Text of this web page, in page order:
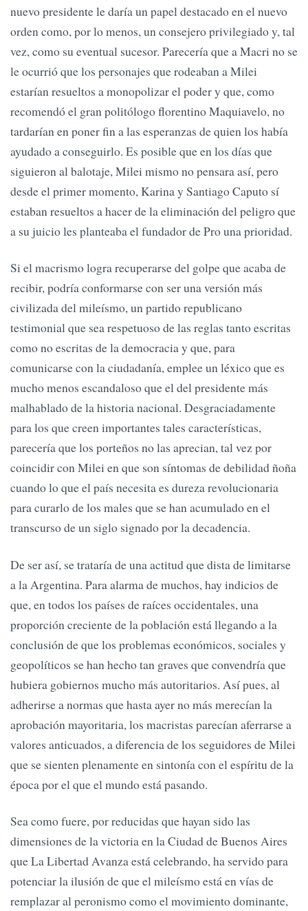
nuevo presidente le daría un papel destacado en el nuevo
orden como, por lo menos, un consejero privilegiado y, tal
vez, como su eventual sucesor. Parecería que a Macri no se
le ocurrió que los personajes que rodeaban a Milei
estarían resueltos a monopolizar el poder y que, como
recomendó el gran politólogo florentino Maquiavelo, no
tardarían en poner fin a las esperanzas de quien los había
ayudado a conseguirlo. Es posible que en los días que
siguieron al balotaje, Milei mismo no pensara así, pero
desde el primer momento, Karina y Santiago Caputo sí
estaban resueltos a hacer de la eliminación del peligro que
a su juicio les planteaba el fundador de Pro una prioridad.
Si el macrismo logra recuperarse del golpe que acaba de
recibir, podría conformarse con ser una versión más
civilizada del mileísmo, un partido republicano
testimonial que sea respetuoso de las reglas tanto escritas
como no escritas de la democracia y que, para
comunicarse con la ciudadanía, emplee un léxico que es
mucho menos escandaloso que el del presidente más
malhablado de la historia nacional. Desgraciadamente
para los que creen importantes tales características,
parecería que los porteños no las aprecian, tal vez por
coincidir con Milei en que son síntomas de debilidad ñoña
cuando lo que el país necesita es dureza revolucionaria
para curarlo de los males que se han acumulado en el
transcurso de un siglo signado por la decadencia.
De ser así, se trataría de una actitud que dista de limitarse
a la Argentina. Para alarma de muchos, hay indicios de
que, en todos los países de raíces occidentales, una
proporción creciente de la población está llegando a la
conclusión de que los problemas económicos, sociales y
geopolíticos se han hecho tan graves que convendría que
hubiera gobiernos mucho más autoritarios. Así pues, al
adherirse a normas que hasta ayer no más merecían la
aprobación mayoritaria, los macristas parecían aferrarse a
valores anticuados, a diferencia de los seguidores de Milei
que se sienten plenamente en sintonía con el espíritu de la
época por el que el mundo está pasando.
Sea como fuere, por reducidas que hayan sido las
dimensiones de la victoria en la Ciudad de Buenos Aires
que La Libertad Avanza está celebrando, ha servido para
potenciar la ilusión de que el mileísmo está en vías de
remplazar al peronismo como el movimiento dominante,